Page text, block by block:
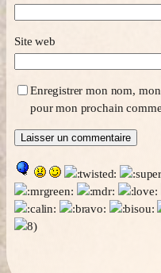
Site web
Enregistrer mon nom,
pour mon prochain